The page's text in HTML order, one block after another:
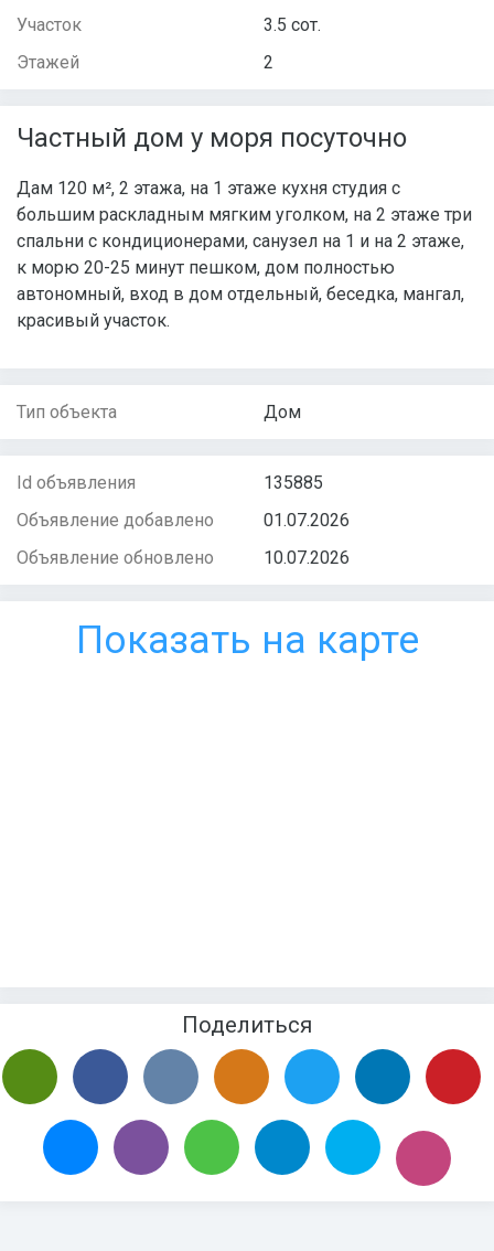
Участок
3.5 сот.
Этажей
2
Частный дом у моря посуточно
Дам 120 м², 2 этажа, на 1 этаже кухня студия с
большим раскладным мягким уголком, на 2 этаже три
спальни с кондиционерами, санузел на 1 и на 2 этаже,
к морю 20-25 минут пешком, дом полностью
автономный, вход в дом отдельный, беседка, мангал,
красивый участок.
Тип объекта Дом
Id объявления
135885
Объявление добавлено
01.07.2026
Объявление обновлено
10.07.2026
Показать на карте
Поделиться